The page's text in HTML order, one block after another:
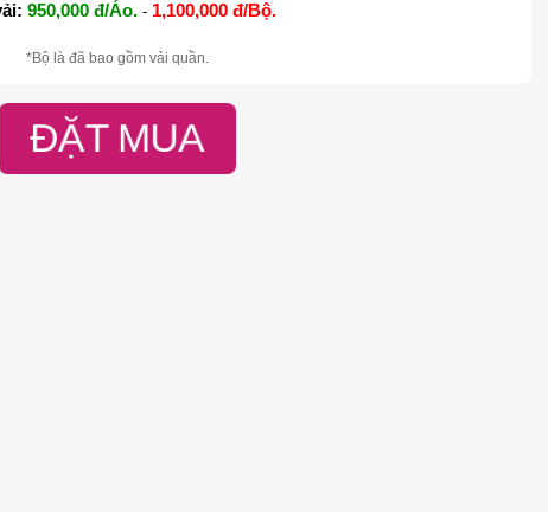
950,000 đ/Áo.- 1,100,000 đ/Bộ.
*Bộ là đã bao gồm vải quần.
ĐẶT MUA